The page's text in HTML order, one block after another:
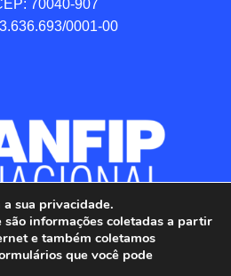
70040-907
0001-00
sua privacidade.
são informações coletadas a partir
e também coletamos
que você pode